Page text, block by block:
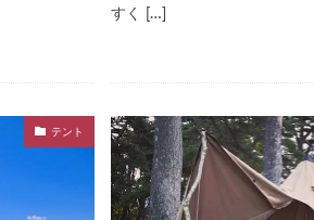
すく […]
テント